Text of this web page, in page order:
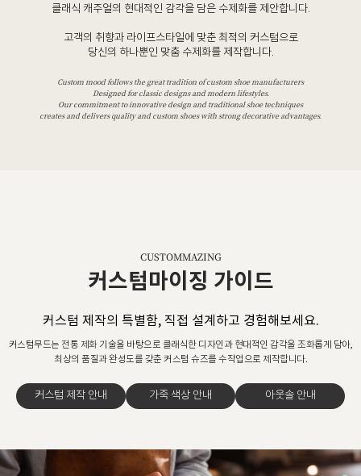
클래식 캐주얼의 현대적인 감각을 담은 수제화를 제안합니다.
고객의 취향과 라이프스타일에 맞춘 최적의 커스텀으로
당신의 하나뿐인 맞춤 수제화를 제작합니다.
Custom mood follows the great tradition of custom shoe manufacturers
Designed for classic designs and modern lifestyles.
Our commitment to innovative design and traditional shoe techniques
creates and delivers quality and custom shoes with strong decorative advantages.
CUSTOMMAZING
커스텀마이징 가이드
커스텀 제작의 특별함, 직접 설계하고 경험해보세요.
커스텀무드는 전통 제화 기술을 바탕으로 클래식한 디자인과 현대적인 감각을 조화롭게 담아,
최상의 품질과 완성도를 갖춘 커스텀 슈즈를 수작업으로 제작합니다.
커스텀 제작 안내 가죽 색상 안내 아웃솔 안내